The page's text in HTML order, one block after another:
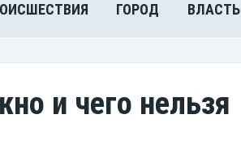
ГОРОД ВЛАСТЬ
и чего нельзя